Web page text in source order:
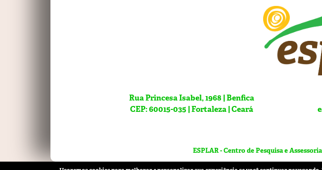
Rua Princesa Isabel, 1968 | Benfica
CEP: 60015-035 | Fortaleza | Ceará
ESPLAR - Centro de Pesquisa e